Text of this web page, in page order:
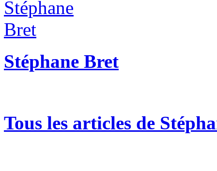
Stéphane Bret
Tous les articles de